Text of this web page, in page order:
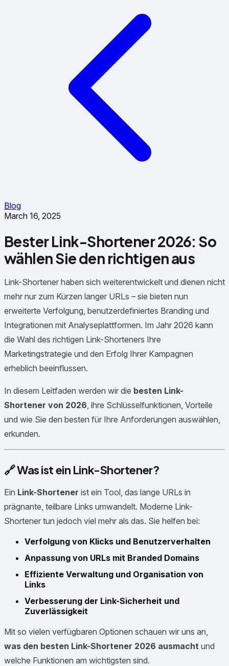
Blog
March 16, 2025
Bester Link-Shortener 2026: So
wählen Sie den richtigen aus
Link-Shortener haben sich weiterentwickelt und dienen nicht
mehr nur zum Kürzen langer URLs – sie bieten nun
erweiterte Verfolgung, benutzerdefiniertes Branding und
Integrationen mit Analyseplattformen. Im Jahr 2026 kann
die Wahl des richtigen Link-Shorteners Ihre
Marketingstrategie und den Erfolg Ihrer Kampagnen
erheblich beeinflussen.
In diesem Leitfaden werden wir die besten Link-
Shortener von 2026, ihre Schlüsselfunktionen, Vorteile
und wie Sie den besten für Ihre Anforderungen auswählen,
erkunden.
🔗 Was ist ein Link-Shortener?
Ein Link-Shortener ist ein Tool, das lange URLs in
prägnante, teilbare Links umwandelt. Moderne Link-
Shortener tun jedoch viel mehr als das. Sie helfen bei:
Verfolgung von Klicks und Benutzerverhalten
Anpassung von URLs mit Branded Domains
Effiziente Verwaltung und Organisation von
Links
Verbesserung der Link-Sicherheit und
Zuverlässigkeit
Mit so vielen verfügbaren Optionen schauen wir uns an,
was den besten Link-Shortener 2026 ausmacht und
welche Funktionen am wichtigsten sind.